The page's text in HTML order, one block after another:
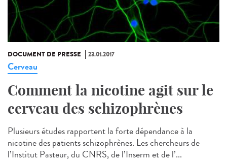
DOCUMENT DE PRESSE 23.01.2017
Cerveau
Comment la nicotine agit sur le
cerveau des schizophrènes
Plusieurs études rapportent la forte dépendance à la
nicotine des patients schizophrènes. Les chercheurs de
l’Institut Pasteur, du CNRS, de l’Inserm et de l’...